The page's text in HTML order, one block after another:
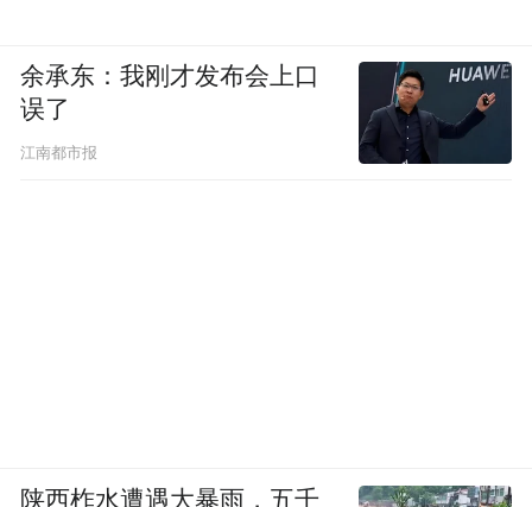
余承东：我刚才发布会上口
误了
江南都市报
陕西柞水遭遇大暴雨，五千